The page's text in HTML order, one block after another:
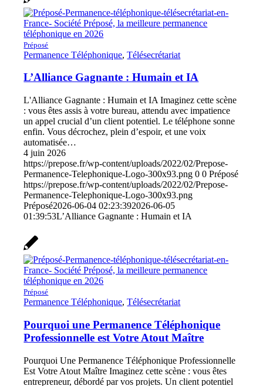
Préposé
Permanence Téléphonique,Télésecrétariat
L’Alliance Gagnante : Humain et IA
L'Alliance Gagnante : Humain et IA Imaginez cette scène
: vous êtes assis à votre bureau, attendu avec impatience
un appel crucial d’un client potentiel. Le téléphone sonne
enfin. Vous décrochez, plein d’espoir, et une voix
automatisée…
4 juin 2026
https://prepose.fr/wp-content/uploads/2022/02/Prepose-
Permanence-Telephonique-Logo-300x93.png 0 0 Préposé
https://prepose.fr/wp-content/uploads/2022/02/Prepose-
Permanence-Telephonique-Logo-300x93.png
Préposé2026-06-04 02:23:392026-06-05
01:39:53L’Alliance Gagnante : Humain et IA
Préposé
Permanence Téléphonique,Télésecrétariat
Pourquoi une Permanence Téléphonique
Professionnelle est Votre Atout Maître
Pourquoi Une Permanence Téléphonique Professionnelle
Est Votre Atout Maître Imaginez cette scène : vous êtes
entrepreneur, débordé par vos projets. Un client potentiel